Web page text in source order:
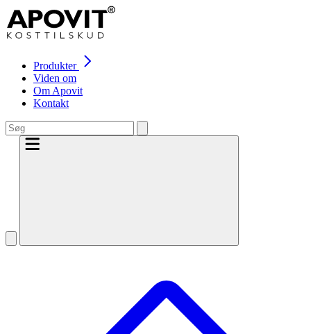
Produkter
Viden om
Om Apovit
Kontakt